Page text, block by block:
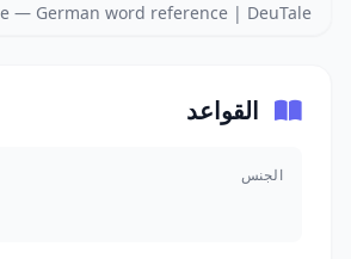
— German word reference | DeuTale
القواعد
الجنس